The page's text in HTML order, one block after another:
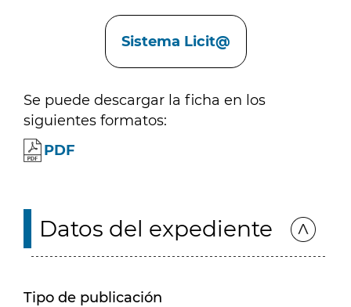
Sistema Licit@
Se puede descargar la ficha en los
siguientes formatos:
PDF
Datos del expediente
Tipo de publicación